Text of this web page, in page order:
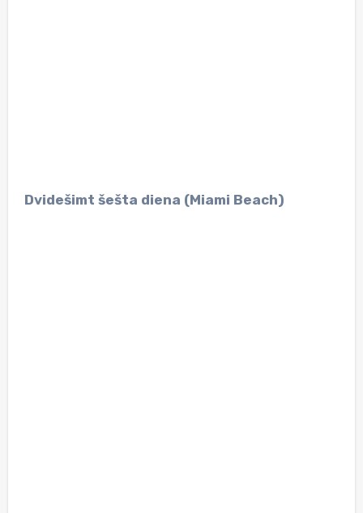
Dvidešimt šešta diena (Miami Beach)